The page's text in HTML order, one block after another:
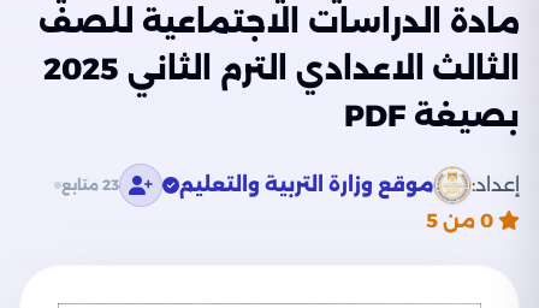
مادة الدراسات الاجتماعية للصف
الثالث الاعدادي الترم الثاني 2025
بصيغة PDF
إعداد: موقع وزارة التربية والتعليم 23 متابع
0 من 5